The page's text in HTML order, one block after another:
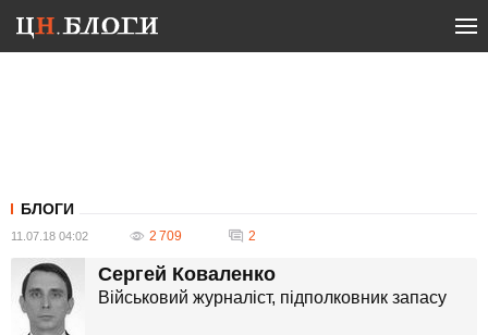
БЛОГИ
11.07.18 04:02 2 709 2
Сергей Коваленко
Військовий журналіст, підполковник запасу